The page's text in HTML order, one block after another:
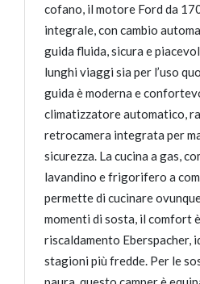
cofano, il motore Ford da
integrale, con cambio
guida fluida, sicura e
lunghi viaggi sia per l’uso
guida è moderna e
climatizzatore automatico,
retrocamera integrata per
sicurezza. La cucina a gas,
lavandino e frigorifero a
permette di cucinare
momenti di sosta, il comfort
riscaldamento Eberspacher,
stagioni più fredde. Per le